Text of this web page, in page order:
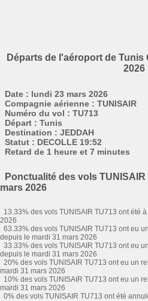
Départs de l'aéroport de
2026
Date : lundi 23 mars 2026
Compagnie aérienne : TUNISAIR
Numéro du vol : TU713
Départ : Tunis
Destination : JEDDAH
Statut : DECOLLE 19:52
Retard de 1 heure et 7 minutes
Ponctualité des vols
mars 2026
13.33% des vols TUNISAIR TU713 ont été
2026
63.33% des vols TUNISAIR TU713 ont eu
depuis le mardi 31 mars 2026
33.33% des vols TUNISAIR TU713 ont eu
depuis le mardi 31 mars 2026
20% des vols TUNISAIR TU713 ont eu un
mardi 31 mars 2026
10% des vols TUNISAIR TU713 ont eu un
mardi 31 mars 2026
0% des vols TUNISAIR TU713 ont été